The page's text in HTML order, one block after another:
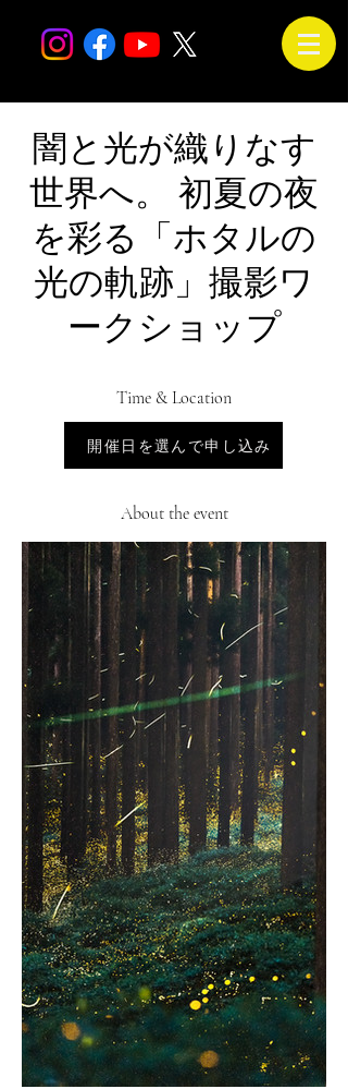
闇と光が織りなす
世界へ。 初夏の夜
を彩る「ホタルの
光の軌跡」撮影ワ
ークショップ
Time & Location
Jul 14, 2026, 6:00 PM – 9:30 PM
会場は未定です。
About the event
開催日を選んで申し込み